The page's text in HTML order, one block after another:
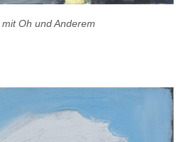
Oh und Anderem